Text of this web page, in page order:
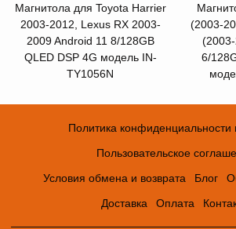
Магнитола для Toyota Harrier
2003-2012, Lexus RX 2003-
2009 Android 11 8/128GB
QLED DSP 4G модель IN-
TY1056N
(2003-
6/
Политика конфиденциальности
Пользовательское
Условия обмена и возврата Блог
Доставка Оплата